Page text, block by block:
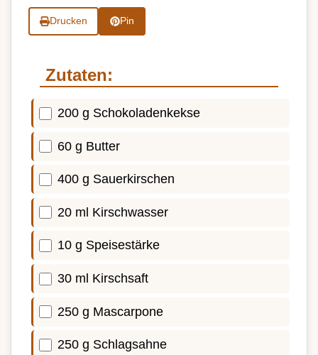
Drucken Pin
Zutaten:
200 g Schokoladenkekse
60 g Butter
400 g Sauerkirschen
20 ml Kirschwasser
10 g Speisestärke
30 ml Kirschsaft
250 g Mascarpone
250 g Schlagsahne